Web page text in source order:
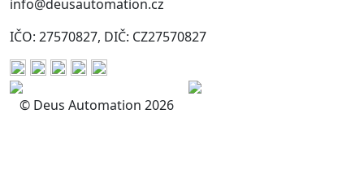
info@deusautomation.cz
IČO: 27570827, DIČ: CZ27570827
© Deus Automation 2026